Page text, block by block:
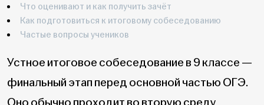
Что оценивают и как получить зачёт
Как подготовиться к итоговому собеседованию
Частые вопросы учеников
Устное итоговое собеседование в 9 классе —
финальный этап перед основной частью ОГЭ.